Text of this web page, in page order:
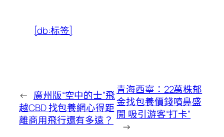
[db:标签]
← 廣州版“空中的士”飛
越CBD 找包養網心得距
離商用飛行還有多遠？
青海西寧：22萬株郁
金找包養價錢噴鼻盛
開 吸引游客“打卡”
→